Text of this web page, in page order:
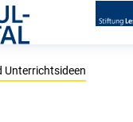
Unterrichtsideen